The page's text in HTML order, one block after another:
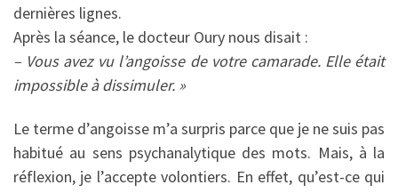
dernières lignes.
Après la séance, le docteur Oury nous disait :
– Vous avez vu l’angoisse de votre camarade. Elle était
impossible à dissimuler. »
Le terme d’angoisse m’a surpris parce que je ne suis pas
habitué au sens psychanalytique des mots. Mais, à la
réflexion, je l’accepte volontiers. En effet, qu’est-ce qui